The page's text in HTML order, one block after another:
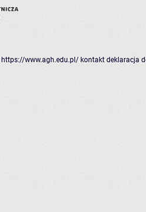
https://www.agh.edu.pl/ kontakt deklaracja